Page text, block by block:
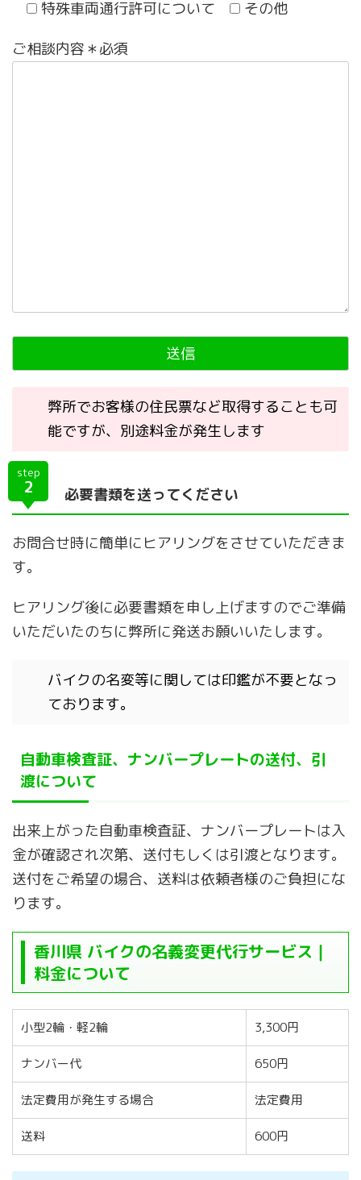
特殊車両通行許可について
その他
ご相談内容＊必須
弊所でお客様の住民票など取得することも可
能ですが、別途料金が発生します
step
2 必要書類を送ってください
お問合せ時に簡単にヒアリングをさせていただきま
す。
ヒアリング後に必要書類を申し上げますのでご準備
いただいたのちに弊所に発送お願いいたします。
バイクの名変等に関しては印鑑が不要となっ
ております。
自動車検査証、ナンバープレートの送付、引
渡について
出来上がった自動車検査証、ナンバープレートは入
金が確認され次第、送付もしくは引渡となります。
送付をご希望の場合、送料は依頼者様のご負担にな
ります。
香川県 バイクの名義変更代行サービス｜
料金について
小型2輪・軽2輪 3,300円
ナンバー代 650円
法定費用が発生する場合 法定費用
送料 600円